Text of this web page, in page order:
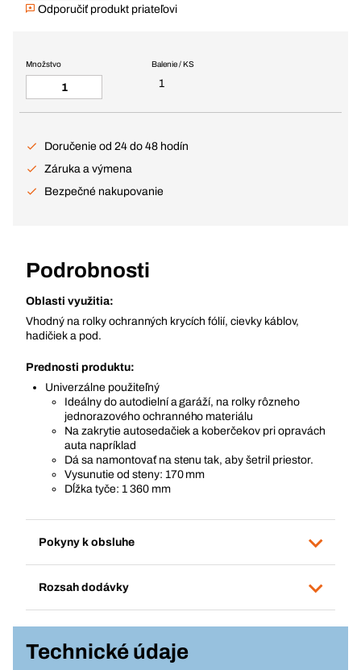
Odporučiť produkt priateľovi
Balenie / KS
1
Množstvo
Doručenie od 24 do 48 hodín
Záruka a výmena
Bezpečné nakupovanie
Podrobnosti
Oblasti využitia:
Vhodný na rolky ochranných krycích fólií, cievky káblov,
hadičiek a pod.
Prednosti produktu:
Univerzálne použiteľný
Ideálny do autodielní a garáží, na rolky rôzneho
jednorazového ochranného materiálu
Na zakrytie autosedačiek a koberčekov pri opravách
auta napríklad
Dá sa namontovať na stenu tak, aby šetril priestor.
Vysunutie od steny: 170 mm
Dĺžka tyče: 1 360 mm
Pokyny k obsluhe
Rozsah dodávky
Technické údaje